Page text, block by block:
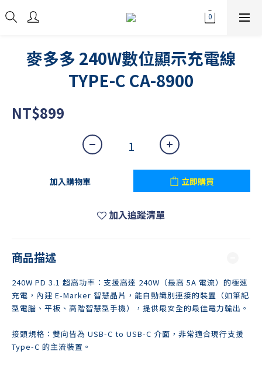
麥多多 240W數位顯示充電線
TYPE-C CA-8900
NT$899
加入購物車 立即購買
加入追蹤清單
商品描述
240W PD 3.1 超高功率：支援高達 240W（最高 5A 電流）的極速
充電，內建 E-Marker 智慧晶片，能自動識別連接的裝置（如筆記
型電腦、平板、高階智慧型手機），提供最安全的最佳電力輸出。
接頭規格：雙向皆為 USB-C to USB-C 介面，非常適合現行支援
Type-C 的主流裝置。